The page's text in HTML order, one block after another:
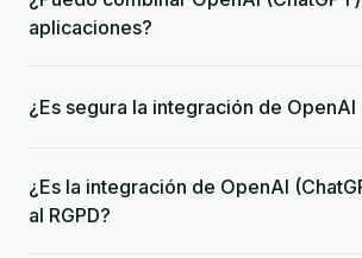
aplicaciones?
¿Es segura la integración de OpenAI
¿Es la integración de OpenAI
al RGPD?